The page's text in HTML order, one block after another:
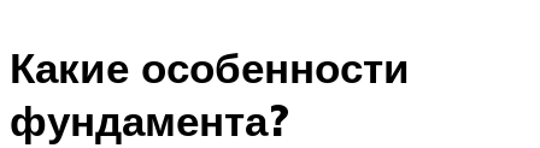
Какие особенности
фундамента?